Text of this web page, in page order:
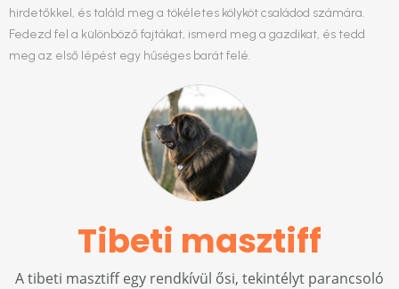
hirdetőkkel, és találd meg a tökéletes kölyköt családod számára.
Fedezd fel a különböző fajtákat, ismerd meg a gazdikat, és tedd
meg az első lépést egy hűséges barát felé.
Tibeti masztiff
A tibeti masztiff egy rendkívül ősi, tekintélyt parancsoló